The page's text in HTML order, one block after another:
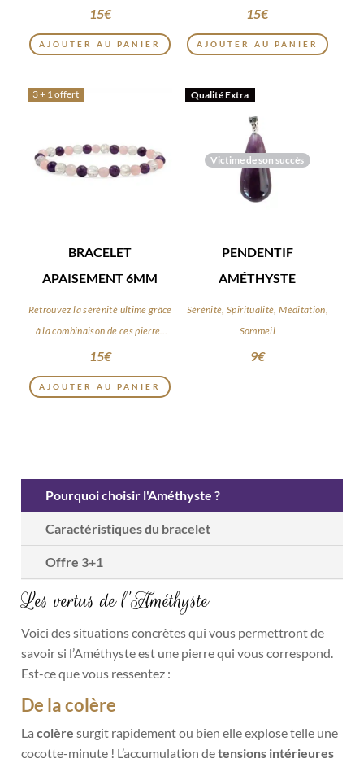
15€
AJOUTER AU PANIER
15€
AJOUTER AU PANIER
3 + 1 offert
BRACELET
APAISEMENT 6MM
Retrouvez la sérénité ultime grâce
à la combinaison de ces pierres
apaisantes
15€
AJOUTER AU PANIER
Victime de son succès
Qualité Extra
PENDENTIF
AMÉTHYSTE
Sérénité, Spiritualité, Méditation,
Sommeil
9€
Pourquoi choisir l'Améthyste ?
Caractéristiques du bracelet
Offre 3+1
Les vertus de l’Améthyste
Voici des situations concrètes qui vous permettront de
savoir si l’Améthyste est une pierre qui vous correspond.
Est-ce que vous ressentez :
De la colère
La colère surgit rapidement ou bien elle explose telle une
cocotte-minute ! L’accumulation detensions intérieures